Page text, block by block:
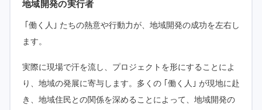
地域開発の実行者
｢働く人｣ たちの熱意や行動力が、地域開発の成功を左右し
ます。
実際に現場で汗を流し、プロジェクトを形にすることによ
り、地域の発展に寄与します。多くの ｢働く人｣ が現地に赴
き、地域住民との関係を深めることによって、地域開発の